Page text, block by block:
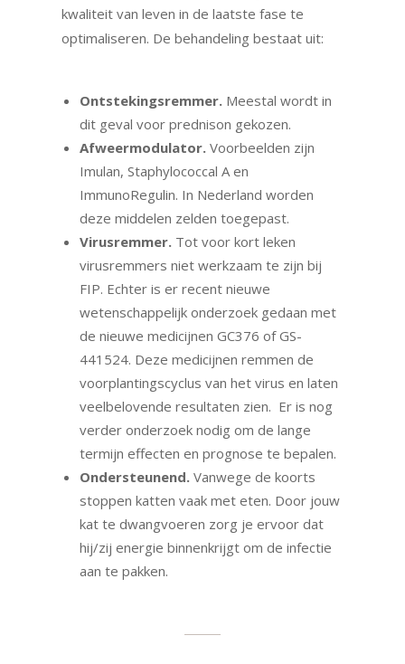
kwaliteit van leven in de laatste fase te
optimaliseren. De behandeling bestaat uit:
Ontstekingsremmer.Meestal wordt in
dit geval voor prednison gekozen.
Afweermodulator.Voorbeelden zijn
Imulan, Staphylococcal A en
ImmunoRegulin. In Nederland worden
deze middelen zelden toegepast.
Virusremmer.Tot voor kort leken
virusremmers niet werkzaam te zijn bij
FIP. Echter is er recent nieuwe
wetenschappelijk onderzoek gedaan met
de nieuwe medicijnen GC376 of GS-
441524. Deze medicijnen remmen de
voorplantingscyclus van het virus en laten
veelbelovende resultaten zien. Er is nog
verder onderzoek nodig om de lange
termijn effecten en prognose te bepalen.
Ondersteunend.Vanwege de koorts
stoppen katten vaak met eten. Door jouw
kat te dwangvoeren zorg je ervoor dat
hij/zij energie binnenkrijgt om de infectie
aan te pakken.